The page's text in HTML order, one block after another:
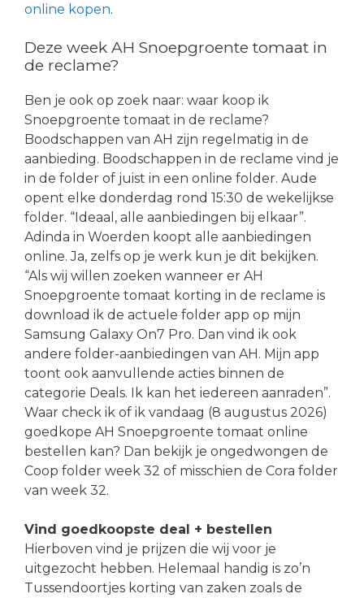
online kopen.
Deze week AH Snoepgroente tomaat in
de reclame?
Ben je ook op zoek naar: waar koop ik
Snoepgroente tomaat in de reclame?
Boodschappen van AH zijn regelmatig in de
aanbieding. Boodschappen in de reclame vind je
in de folder of juist in een online folder. Aude
opent elke donderdag rond 15:30 de wekelijkse
folder. “Ideaal, alle aanbiedingen bij elkaar”.
Adinda in Woerden koopt alle aanbiedingen
online. Ja, zelfs op je werk kun je dit bekijken.
“Als wij willen zoeken wanneer er AH
Snoepgroente tomaat korting in de reclame is
download ik de actuele folder app op mijn
Samsung Galaxy On7 Pro. Dan vind ik ook
andere folder-aanbiedingen van AH. Mijn app
toont ook aanvullende acties binnen de
categorie Deals. Ik kan het iedereen aanraden”.
Waar check ik of ik vandaag (8 augustus 2026)
goedkope AH Snoepgroente tomaat online
bestellen kan? Dan bekijk je ongedwongen de
Coop folder week 32 of misschien de Cora folder
van week 32.
Vind goedkoopste deal + bestellen
Hierboven vind je prijzen die wij voor je
uitgezocht hebben. Helemaal handig is zo’n
Tussendoortjes korting van zaken zoals de